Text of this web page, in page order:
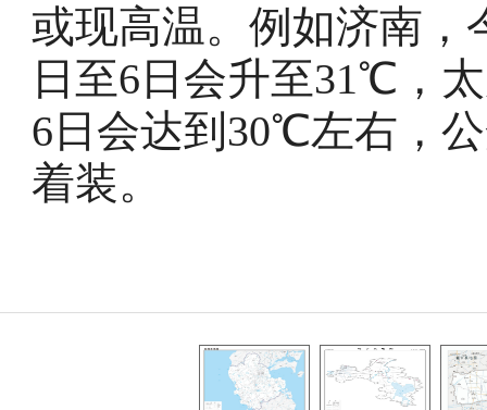
或现高温。例如济南
日至6日会升至31℃，
6日会达到30℃左右，
着装。